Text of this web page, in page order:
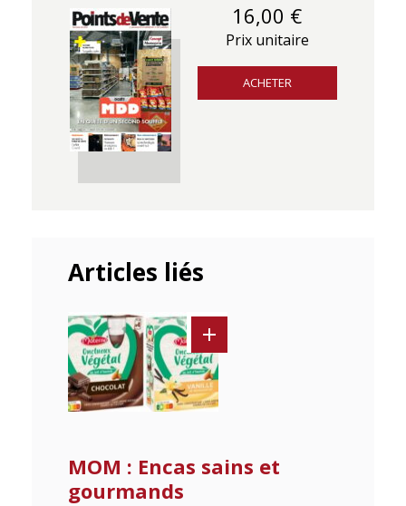
16,00 €
Prix unitaire
ACHETER
Articles liés
MOM : Encas sains et
gourmands